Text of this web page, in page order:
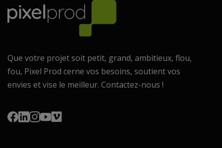
Que votre projet soit petit, grand, ambitieux, flou,
fou, Pixel Prod cerne vos besoins, soutient vos
envies et vise le meilleur. Contactez-nous !